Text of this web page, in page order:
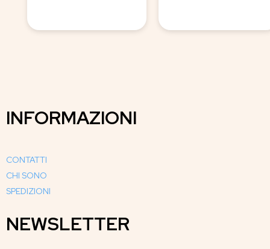
INFORMAZIONI
CONTATTI
CHI SONO
SPEDIZIONI
NEWSLETTER